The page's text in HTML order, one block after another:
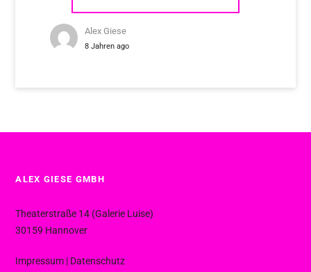
Alex Giese
8 Jahren ago
ALEX GIESE GMBH
Theaterstraße 14 (Galerie Luise)
30159 Hannover
Impressum | Datenschutz